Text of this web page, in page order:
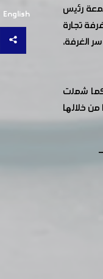
English
رئيس
تجارة
الغرفة،
كما شملت
خلالها